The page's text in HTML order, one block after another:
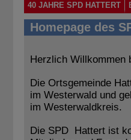
40 JAHRE SPD HATTERT
Homepage des
Herzlich Willkommen
Die Ortsgemeinde
im Westerwald und
im Westerwaldkreis.
Die SPD Hattert ist